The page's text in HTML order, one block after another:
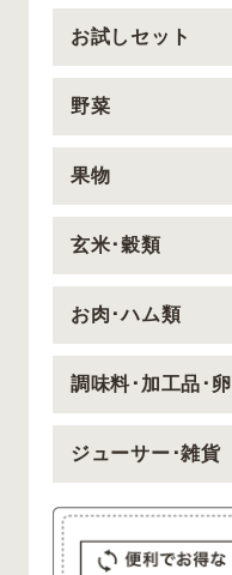
お試しセット
野菜
果物
玄米･穀類
お肉･ハム類
調味料･加工品･卵
ジューサー･雑貨